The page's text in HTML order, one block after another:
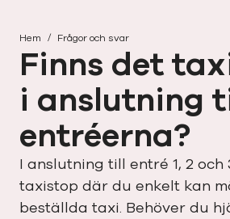
Hem / Frågor och svar
Finns det
i anslutning
entréerna?
I anslutning till entré 1, 2 och
taxistop där du enkelt kan
beställda taxi. Behöver du